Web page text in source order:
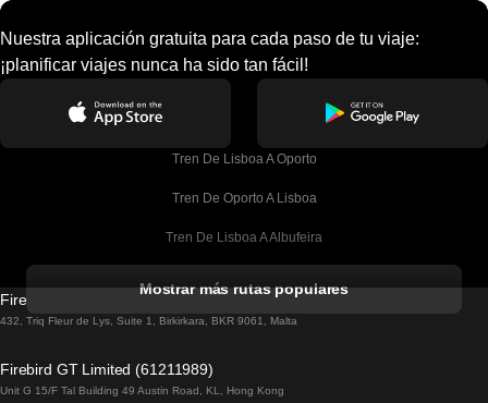
Nuestra aplicación gratuita para cada paso de tu viaje:
¡planificar viajes nunca ha sido tan fácil!
Tren De Lisboa A Oporto
Tren De Oporto A Lisboa
Tren De Lisboa A Albufeira
Tren De Lisboa A Lagos
Tren De Lisboa A Madrid
Mostrar más rutas populares
Firebird GT Limited (OC 1451)
432, Triq Fleur de Lys, Suite 1, Birkirkara, BKR 9061, Malta
Firebird GT Limited (61211989)
Unit G 15/F Tal Building 49 Austin Road, KL, Hong Kong